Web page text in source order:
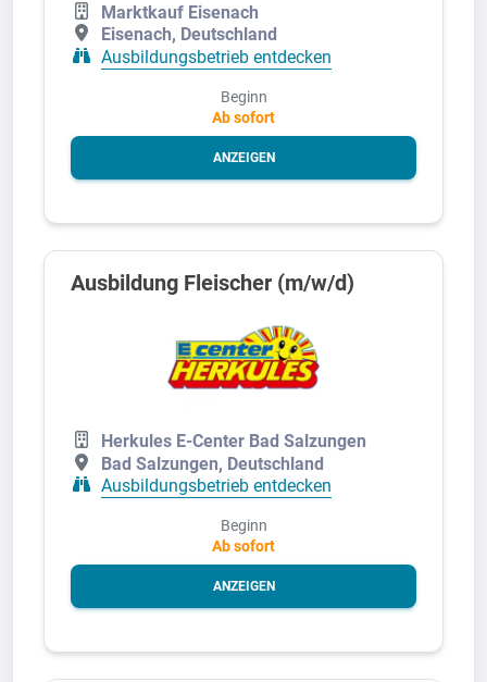
Marktkauf Eisenach
Eisenach, Deutschland
Ausbildungsbetrieb entdecken
Beginn
Ab sofort
ANZEIGEN
Ausbildung Fleischer (m/w/d)
Herkules E-Center Bad Salzungen
Bad Salzungen, Deutschland
Ausbildungsbetrieb entdecken
Beginn
Ab sofort
ANZEIGEN